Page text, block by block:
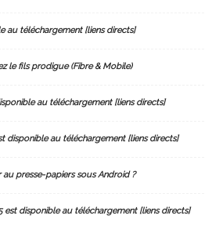
au téléchargement [liens directs]
le fils prodigue (Fibre & Mobile)
au téléchargement [liens directs]
disponible au téléchargement [liens directs]
presse-papiers sous Android ?
est disponible au téléchargement [liens directs]